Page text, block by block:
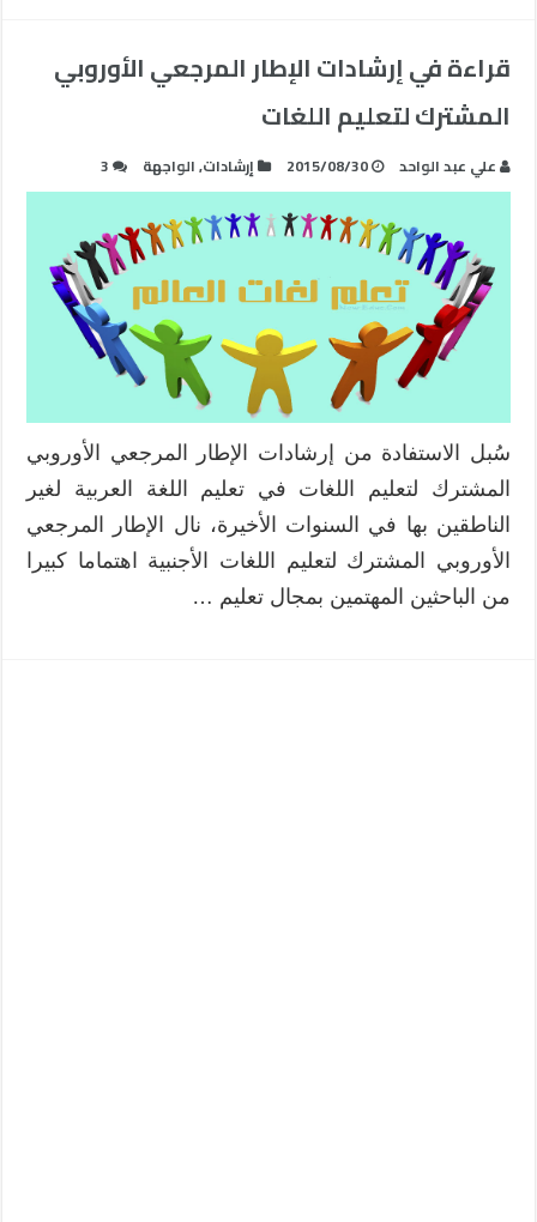
قراءة في إرشادات الإطار المرجعي الأوروبي
المشترك لتعليم اللغات
علي عبد الواحد 2015/08/30 إرشادات,الواجهة 3
سُبل الاستفادة من إرشادات الإطار المرجعي الأوروبي
المشترك لتعليم اللغات في تعليم اللغة العربية لغير
الناطقين بها في السنوات الأخيرة، نال الإطار المرجعي
الأوروبي المشترك لتعليم اللغات الأجنبية اهتماما كبيرا
من الباحثين المهتمين بمجال تعليم …